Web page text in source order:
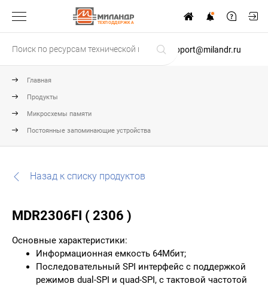
ТЕХПОДДЕРЖКА
support@milandr.ru
Главная
Продукты
Микросхемы памяти
Постоянные запоминающие устройства
Назад к списку продуктов
MDR2306FI ( 2306 )
Основные характеристики:
Информационная емкость 64Мбит;
Последовательный SPI интерфейс с поддержкой
режимов dual-SPI и quad-SPI, с тактовой частотой